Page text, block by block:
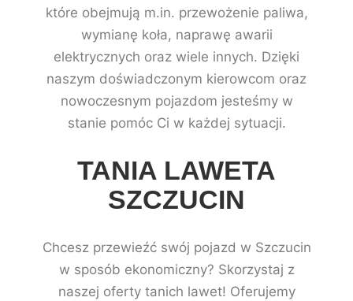
które obejmują m.in. przewożenie paliwa,
wymianę koła, naprawę awarii
elektrycznych oraz wiele innych. Dzięki
naszym doświadczonym kierowcom oraz
nowoczesnym pojazdom jesteśmy w
stanie pomóc Ci w każdej sytuacji.
TANIA LAWETA
SZCZUCIN
Chcesz przewieźć swój pojazd w Szczucin
w sposób ekonomiczny? Skorzystaj z
naszej oferty tanich lawet! Oferujemy